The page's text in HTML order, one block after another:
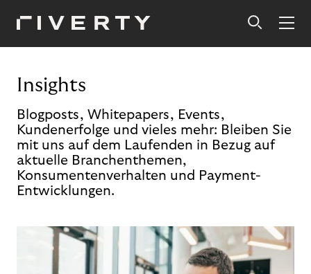
Insights
Blogposts, Whitepapers, Events,
Kundenerfolge und vieles mehr: Bleiben Sie
mit uns auf dem Laufenden in Bezug auf
aktuelle Branchenthemen,
Konsumentenverhalten und Payment-
Entwicklungen.